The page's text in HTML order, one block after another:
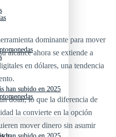
han subido en 2025
dominante para mover
alcance ahora se extiende a
en dólares, una tendencia
dólar, lo que la diferencia de
la convierte en la opción
mover dinero sin asumir